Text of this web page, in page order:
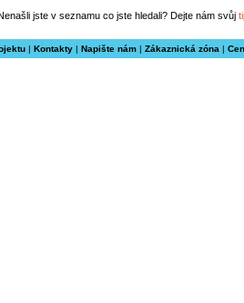
jste v seznamu co jste hledali? Dejte nám svůj
| Kontakty| Napište nám| Zákaznická zóna |